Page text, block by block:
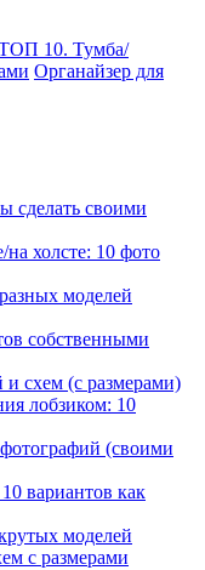
10. Тумба/
Органайзер для
сделать своими
холсте: 10 фото
моделей
собственными
и схем (с размерами)
лобзиком: 10
(своими
вариантов как
моделей
с размерами